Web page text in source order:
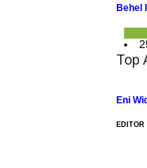
Behel
Top
Eni
EDITOR